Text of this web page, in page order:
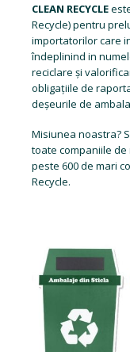
CLEAN RECYCLE
Recycle) pentru
importatorilor care
îndeplinind in
reciclare și
obligațiile de
deșeurile de
Misiunea noastra?
toate companiile
peste 600 de mari
Recycle.